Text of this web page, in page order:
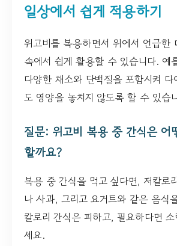
일상에서 쉽게 적용하기
위고비를 복용하면서 위에서 언급한
속에서 쉽게 활용할 수 있습니다. 예
다양한 채소와 단백질을 포함시켜 다
도 영양을 놓치지 않도록 할 수 있습
질문: 위고비 복용 중 간식은 어
할까요?
복용 중 간식을 먹고 싶다면, 저칼로
나 사과, 그리고 요거트와 같은 음식
칼로리 간식은 피하고, 필요하다면
세요.